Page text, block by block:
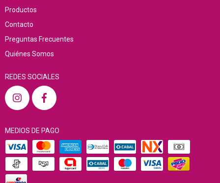
Productos
Contacto
Preguntas Frecuentes
Quiénes Somos
REDES SOCIALES
MEDIOS DE PAGO